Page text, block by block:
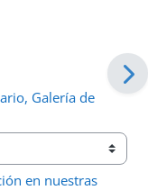
Galería de
en nuestras